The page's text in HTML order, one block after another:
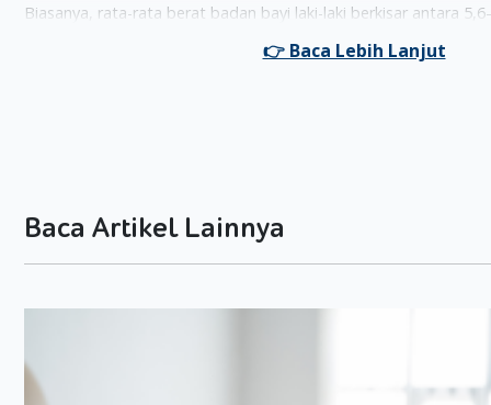
Biasanya, rata-rata berat badan bayi laki-laki berkisar antara
8,1 kg dengan panjang 58–66,2 cm.
tummy time
lebih lama.
leher yang baik, saat usia bayi 4 bulan hingga 5 bulan, Si Kecil
3. Kemampuan Mengangkat Tubuh Saat Tengkurap
Baca Artikel Lainnya